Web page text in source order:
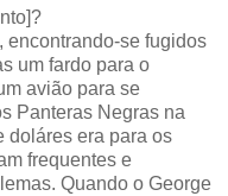
encontrando-se fugidos
um fardo para o
avião para se
Panteras Negras na
doláres era para os
frequentes e
Quando o George